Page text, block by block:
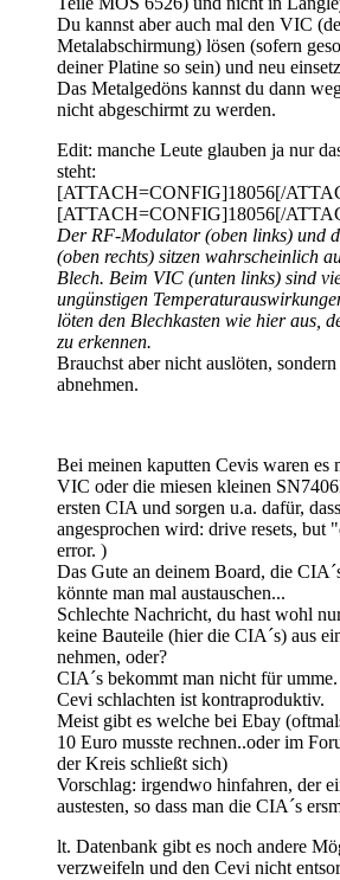
Du kannst aber auch mal den VIC
Metalabschirmung) lösen (sofern
deiner Platine so sein) und neu
Das Metalgedöns kannst du dann
nicht abgeschirmt zu werden.
Edit: manche Leute glauben ja nur
steht:
[ATTACH=CONFIG]18056[/
[ATTACH=CONFIG]18056[/
Der RF-Modulator (oben links) und
(oben rechts) sitzen wahrscheinlich
Blech. Beim VIC (unten links) sind
ungünstigen
löten den Blechkasten wie hier aus,
zu erkennen.
Brauchst aber nicht auslöten,
abnehmen.
Bei meinen kaputten Cevis waren es
VIC oder die miesen kleinen
ersten CIA und sorgen u.a. dafür,
angesprochen wird: drive resets, but
error. )
Das Gute an deinem Board, die
könnte man mal austauschen...
Schlechte Nachricht, du hast wohl
keine Bauteile (hier die CIA´s) aus
nehmen, oder?
CIA´s bekommt man nicht für
Cevi schlachten ist kontraproduktiv.
Meist gibt es welche bei Ebay
10 Euro musste rechnen..oder im
der Kreis schließt sich)
Vorschlag: irgendwo hinfahren, der
austesten, so dass man die CIA´s
lt. Datenbank gibt es noch andere
verzweifeln und den Cevi nicht